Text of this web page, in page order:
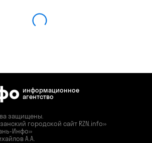
информационное
агентство
защищены.
городской сайт RZN.info»
Инфо»
А.А.